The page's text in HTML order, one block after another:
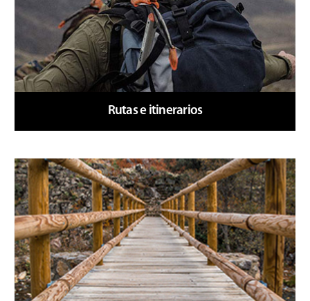
Culturales
Rutas e itinerarios
Cuidamos nuestro
entorno